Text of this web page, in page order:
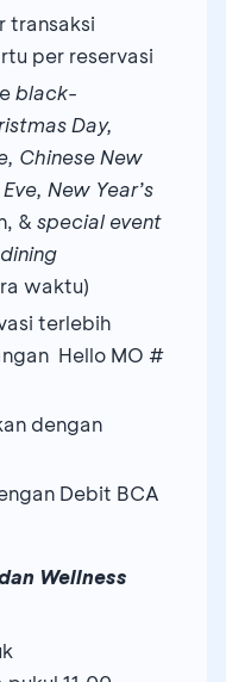
transaksi
per reservasi
black-
Day,
Chinese New
New Year’s
& special event
dining
waktu)
terlebih
Hello MO #
dengan
Debit BCA
Wellness